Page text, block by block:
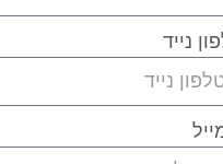
נייד